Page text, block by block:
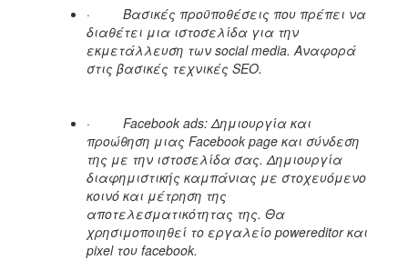
· Βασικές προϋποθέσεις που πρέπει να
διαθέτει μια ιστοσελίδα για την
εκμετάλλευση των social media. Αναφορά
στις βασικές τεχνικές SEO.
· Facebook ads: Δημιουργία και
προώθηση μιας Facebook page και σύνδεση
της με την ιστοσελίδα σας. Δημιουργία
διαφημιστικής καμπάνιας με στοχευόμενο
κοινό και μέτρηση της
αποτελεσματικότητας της. Θα
χρησιμοποιηθεί το εργαλείο powereditor και
pixel του facebook.